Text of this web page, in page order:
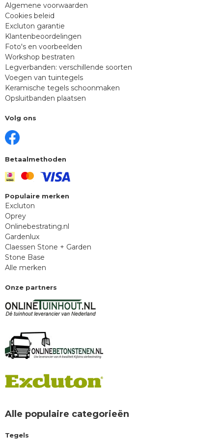
Algemene voorwaarden
Cookies beleid
Excluton garantie
Klantenbeoordelingen
Foto's en voorbeelden
Workshop bestraten
Legverbanden: verschillende soorten
Voegen van tuintegels
Keramische tegels schoonmaken
Opsluitbanden plaatsen
Volg ons
Betaalmethoden
Populaire merken
Excluton
Oprey
Onlinebestrating.nl
Gardenlux
Claessen Stone + Garden
Stone Base
Alle merken
Onze partners
Alle populaire categorieën
Tegels